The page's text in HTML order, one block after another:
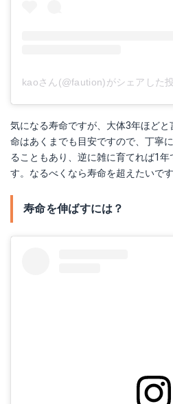
kaoさん(@faution)がシェアした
気になる寿命ですが、大体3年ほど
命はあくまでも目安ですので、丁寧
ることもあり、逆に雑に育てれば1
す。なるべくなら寿命を超えたいです
寿命を伸ばすには？